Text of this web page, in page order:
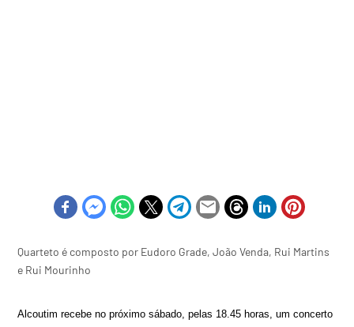
Quarteto é composto por Eudoro Grade, João Venda, Rui Martins
e Rui Mourinho
Alcoutim recebe no próximo sábado, pelas 18.45 horas, um concerto